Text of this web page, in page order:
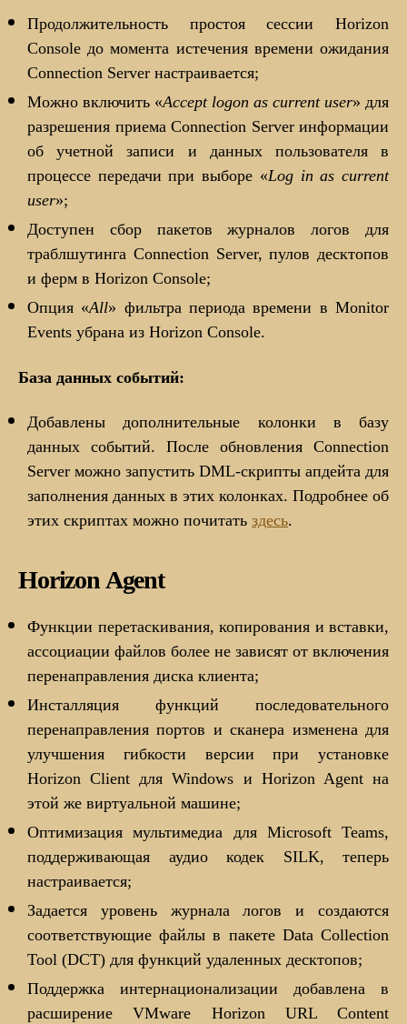
Продолжительность простоя сессии Horizon
Console до момента истечения времени ожидания
Connection Server настраивается;
Можно включить «Accept logon as current user» для
разрешения приема Connection Server информации
об учетной записи и данных пользователя в
процессе передачи при выборе «Log in as current
user»;
Доступен сбор пакетов журналов логов для
траблшутинга Connection Server, пулов десктопов
и ферм в Horizon Console;
Опция «All» фильтра периода времени в Monitor
Events убрана из Horizon Console.
База данных событий:
Добавлены дополнительные колонки в базу
данных событий. После обновления Connection
Server можно запустить DML-скрипты апдейта для
заполнения данных в этих колонках. Подробнее об
этих скриптах можно почитать здесь.
Horizon Agent
Функции перетаскивания, копирования и вставки,
ассоциации файлов более не зависят от включения
перенаправления диска клиента;
Инсталляция функций последовательного
перенаправления портов и сканера изменена для
улучшения гибкости версии при установке
Horizon Client для Windows и Horizon Agent на
этой же виртуальной машине;
Оптимизация мультимедиа для Microsoft Teams,
поддерживающая аудио кодек SILK, теперь
настраивается;
Задается уровень журнала логов и создаются
соответствующие файлы в пакете Data Collection
Tool (DCT) для функций удаленных десктопов;
Поддержка интернационализации добавлена в
расширение VMware Horizon URL Content